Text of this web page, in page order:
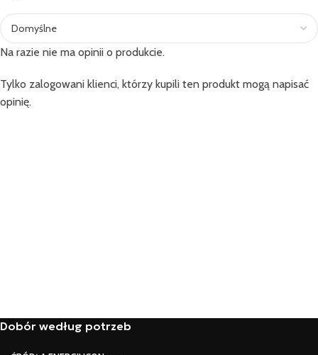
Na razie nie ma opinii o produkcie.
Tylko zalogowani klienci, którzy kupili ten produkt mogą napisać
opinię.
Dobór według potrzeb